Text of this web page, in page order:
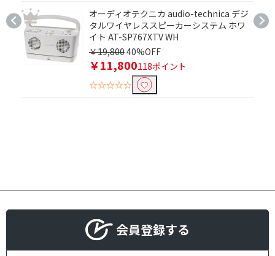
オーディオテクニカ audio-technica デジ
タルワイヤレススピーカーシステム ホワ
イト AT-SP767XTV WH
￥19,80040%OFF
￥11,800118ポイント
☆☆☆☆☆
会員登録する